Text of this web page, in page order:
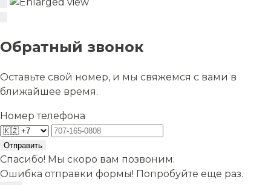
Обратный звонок
Оставьте свой номер, и мы свяжемся с вами в
ближайшее время.
Номер телефона
Отправить
Спасибо! Мы скоро вам позвоним.
Ошибка отправки формы! Попробуйте еще раз.